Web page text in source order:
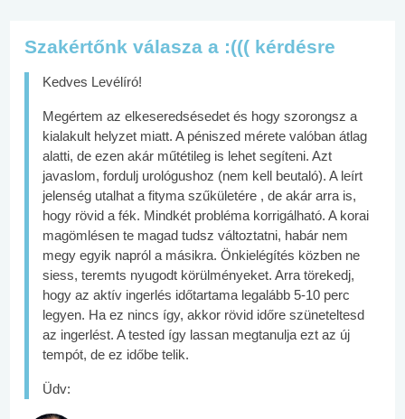
Szakértőnk válasza a :((( kérdésre
Kedves Levélíró!
Megértem az elkeseredsésedet és hogy szorongsz a
kialakult helyzet miatt. A péniszed mérete valóban átlag
alatti, de ezen akár műtétileg is lehet segíteni. Azt
javaslom, fordulj urológushoz (nem kell beutaló). A leírt
jelenség utalhat a fityma szűkületére , de akár arra is,
hogy rövid a fék. Mindkét probléma korrigálható. A korai
magömlésen te magad tudsz változtatni, habár nem
megy egyik napról a másikra. Önkielégítés közben ne
siess, teremts nyugodt körülményeket. Arra törekedj,
hogy az aktív ingerlés időtartama legalább 5-10 perc
legyen. Ha ez nincs így, akkor rövid időre szüneteltesd
az ingerlést. A tested így lassan megtanulja ezt az új
tempót, de ez időbe telik.
Üdv: